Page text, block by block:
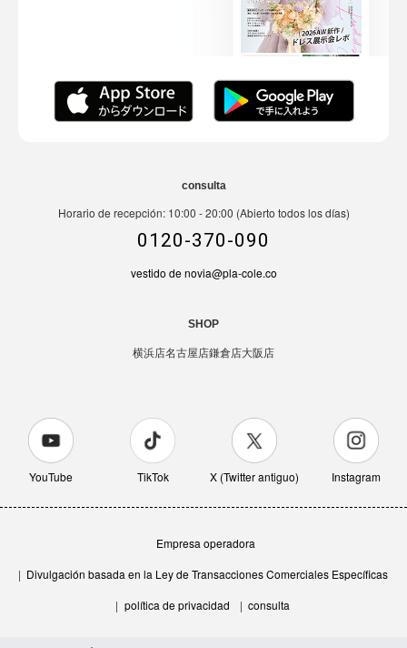
consulta
Horario de recepción: 10:00 - 20:00 (Abierto todos los días)
0120-370-090
vestido de novia@pla-cole.co
SHOP
横浜店名古屋店鎌倉店大阪店
YouTube TikTok X (Twitter antiguo) Instagram
Empresa operadora
Divulgación basada en la Ley de Transacciones Comerciales Específicas
política de privacidad
consulta